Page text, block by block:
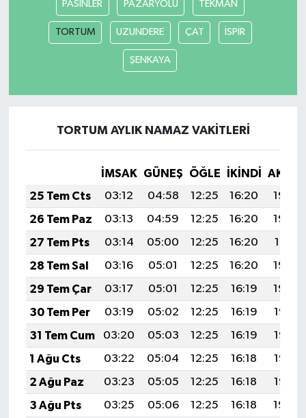
PASİNLER PAZARYOLU TEKMAN
TORTUM UZUNDERE ÇAT İSPİR
ŞENKAYA
TORTUM AYLIK NAMAZ VAKITLERI
İMSAK GÜNEŞ ÖĞLE İKINDI
25 Tem Cts
03:12 04:58 12:25 16:20
19:43
26 Tem Paz
03:13 04:59 12:25 16:20
19:42
27 Tem Pts
03:14 05:00 12:25 16:20
19:41
28 Tem Sal
03:16 05:01 12:25 16:20
19:40
29 Tem Çar
03:17 05:01 12:25 16:19
19:39
30 Tem Per
03:19 05:02 12:25 16:19
19:38
31 Tem Cum
03:20 05:03 12:25 16:19
19:37
1 Ağu Cts
03:22 05:04 12:25 16:18
19:36
2 Ağu Paz
03:23 05:05 12:25 16:18
19:35
3 Ağu Pts
03:25 05:06 12:25 16:18
19:34